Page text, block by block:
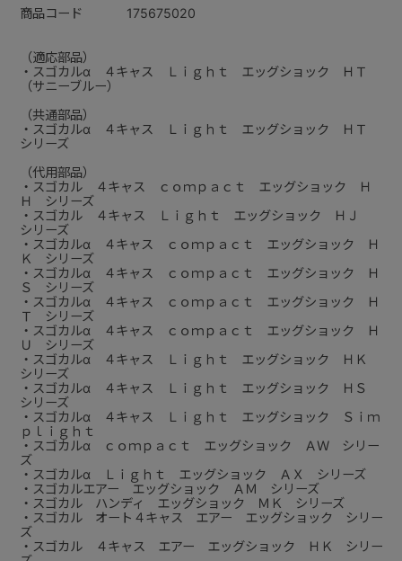
商品コード 175675020
（適応部品）
・スゴカルα ４キャス Ｌｉｇｈｔ エッグショック ＨＴ
（サニーブルー）
（共通部品）
・スゴカルα ４キャス Ｌｉｇｈｔ エッグショック ＨＴ
シリーズ
（代用部品）
・スゴカル ４キャス ｃｏｍｐａｃｔ エッグショック Ｈ
Ｈ シリーズ
・スゴカル ４キャス Ｌｉｇｈｔ エッグショック ＨＪ
シリーズ
・スゴカルα ４キャス ｃｏｍｐａｃｔ エッグショック Ｈ
Ｋ シリーズ
・スゴカルα ４キャス ｃｏｍｐａｃｔ エッグショック Ｈ
Ｓ シリーズ
・スゴカルα ４キャス ｃｏｍｐａｃｔ エッグショック Ｈ
Ｔ シリーズ
・スゴカルα ４キャス ｃｏｍｐａｃｔ エッグショック Ｈ
Ｕ シリーズ
・スゴカルα ４キャス Ｌｉｇｈｔ エッグショック ＨＫ
シリーズ
・スゴカルα ４キャス Ｌｉｇｈｔ エッグショック ＨＳ
シリーズ
・スゴカルα ４キャス Ｌｉｇｈｔ エッグショック Ｓｉｍ
ｐｌｉｇｈｔ
・スゴカルα ｃｏｍｐａｃｔ エッグショック ＡＷ シリー
ズ
・スゴカルα Ｌｉｇｈｔ エッグショック ＡＸ シリーズ
・スゴカルエアー エッグショック ＡＭ シリーズ
・スゴカル ハンディ エッグショック ＭＫ シリーズ
・スゴカル オート４キャス エアー エッグショック シリー
ズ
・スゴカル ４キャス エアー エッグショック ＨＫ シリー